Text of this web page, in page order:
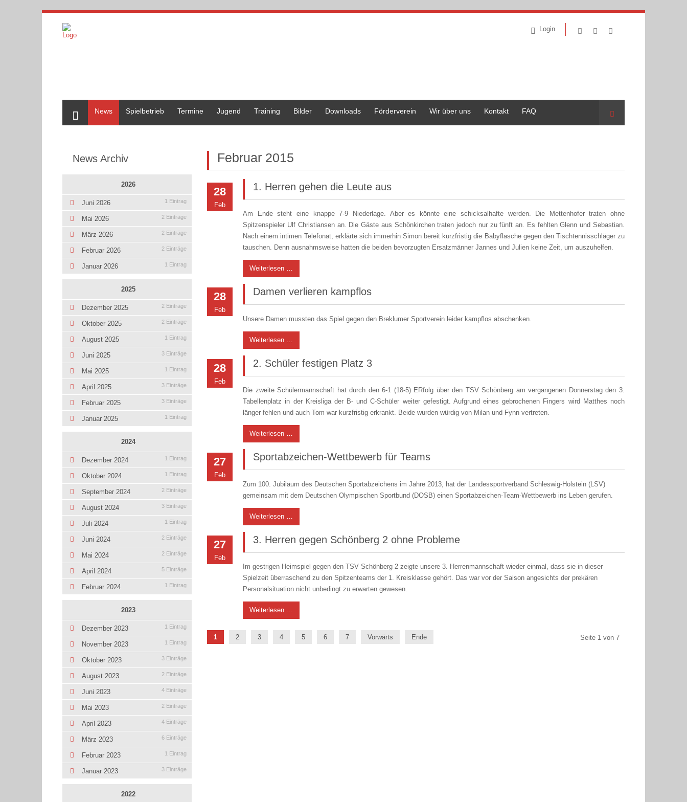
Login
News
Spielbetrieb Termine Jugend Training Bilder Downloads Förderverein Wir über uns Kontakt FAQ Suche
Februar 2015
28
Feb
1. Herren gehen die Leute aus
Am Ende steht eine knappe 7-9 Niederlage. Aber es könnte eine schicksalhafte werden. Die Mettenhofer traten ohne
Spitzenspieler Ulf Christiansen an. Die Gäste aus Schönkirchen traten jedoch nur zu fünft an. Es fehlten Glenn und Sebastian.
Nach einem intimen Telefonat, erklärte sich immerhin Simon bereit kurzfristig die Babyflasche gegen den Tischtennisschläger zu
tauschen. Denn ausnahmsweise hatten die beiden bevorzugten Ersatzmänner Jannes und Julien keine Zeit, um auszuhelfen.
Weiterlesen …
28
Feb
Damen verlieren kampflos
Unsere Damen mussten das Spiel gegen den Breklumer Sportverein leider kampflos abschenken.
Weiterlesen …
28
Feb
2. Schüler festigen Platz 3
Die zweite Schülermannschaft hat durch den 6-1 (18-5) ERfolg über den TSV Schönberg am vergangenen Donnerstag den 3.
Tabellenplatz in der Kreisliga der B- und C-Schüler weiter gefestigt. Aufgrund eines gebrochenen Fingers wird Matthes noch
länger fehlen und auch Tom war kurzfristig erkrankt. Beide wurden würdig von Milan und Fynn vertreten.
Weiterlesen …
27
Feb
Sportabzeichen-Wettbewerb für Teams
Zum 100. Jubiläum des Deutschen Sportabzeichens im Jahre 2013, hat der Landessportverband Schleswig-Holstein (LSV)
gemeinsam mit dem Deutschen Olympischen Sportbund (DOSB) einen Sportabzeichen-Team-Wettbewerb ins Leben gerufen.
Weiterlesen …
27
Feb
3. Herren gegen Schönberg 2 ohne Probleme
Im gestrigen Heimspiel gegen den TSV Schönberg 2 zeigte unsere 3. Herrenmannschaft wieder einmal, dass sie in dieser
Spielzeit überraschend zu den Spitzenteams der 1. Kreisklasse gehört. Das war vor der Saison angesichts der prekären
Personalsituation nicht unbedingt zu erwarten gewesen.
Weiterlesen …
Seite 1 von 7
1 2 3 4 5 6 7 Vorwärts Ende
News Archiv
2026
Juni 2026 1 Eintrag
Mai 2026 2 Einträge
März 2026 2 Einträge
Februar 2026 2 Einträge
Januar 2026 1 Eintrag
2025
Dezember 2025 2 Einträge
Oktober 2025 2 Einträge
August 2025 1 Eintrag
Juni 2025 3 Einträge
Mai 2025 1 Eintrag
April 2025 3 Einträge
Februar 2025 3 Einträge
Januar 2025 1 Eintrag
2024
Dezember 2024 1 Eintrag
Oktober 2024 1 Eintrag
September 2024 2 Einträge
August 2024 3 Einträge
Juli 2024 1 Eintrag
Juni 2024 2 Einträge
Mai 2024 2 Einträge
April 2024 5 Einträge
Februar 2024 1 Eintrag
2023
Dezember 2023 1 Eintrag
November 2023 1 Eintrag
Oktober 2023 3 Einträge
August 2023 2 Einträge
Juni 2023 4 Einträge
Mai 2023 2 Einträge
April 2023 4 Einträge
März 2023 6 Einträge
Februar 2023 1 Eintrag
Januar 2023 3 Einträge
2022